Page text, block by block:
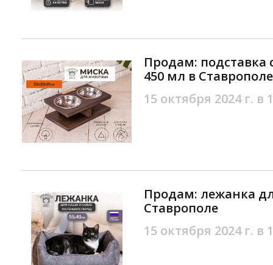
Продам: подставка
450 мл в Ставрополе
15 октября 2024 г. в
Продам: лежанка
Ставрополе
15 октября 2024 г. в